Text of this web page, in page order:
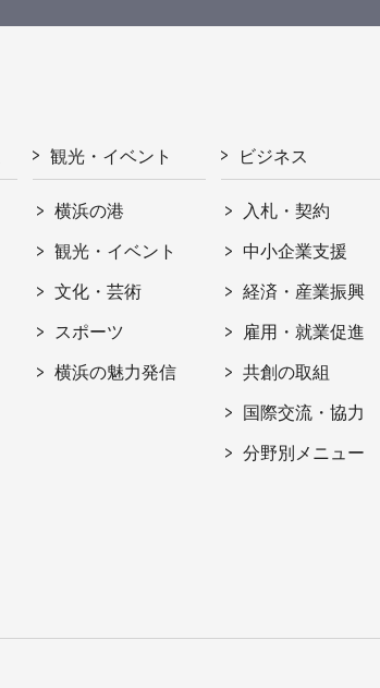
観光・イベント
横浜の港
観光・イベント
文化・芸術
スポーツ
横浜の魅力発信
ビジネス
入札・契約
中小企業支援
経済・産業振興
雇用・就業促進
共創の取組
国際交流・協力
分野別メニュー